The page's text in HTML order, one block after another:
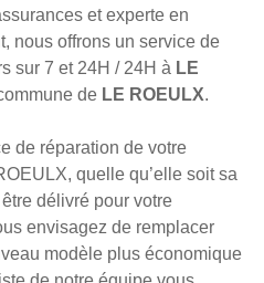
et experte en
nous offrons un service de
sur 7 et 24H / 24H à LE
de LE ROEULX.
de réparation de votre
quelle qu’elle soit sa
délivré pour votre
envisagez de remplacer
modèle plus économique